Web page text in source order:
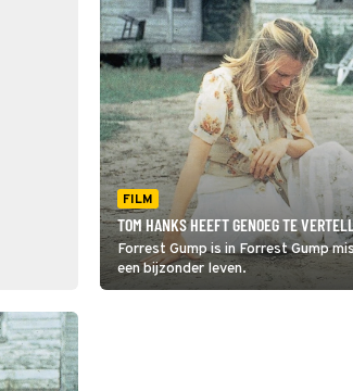
FILM
TOM HANKS HEEFT GENOEG TE
Forrest Gump is in Forrest Gump
een bijzonder leven.